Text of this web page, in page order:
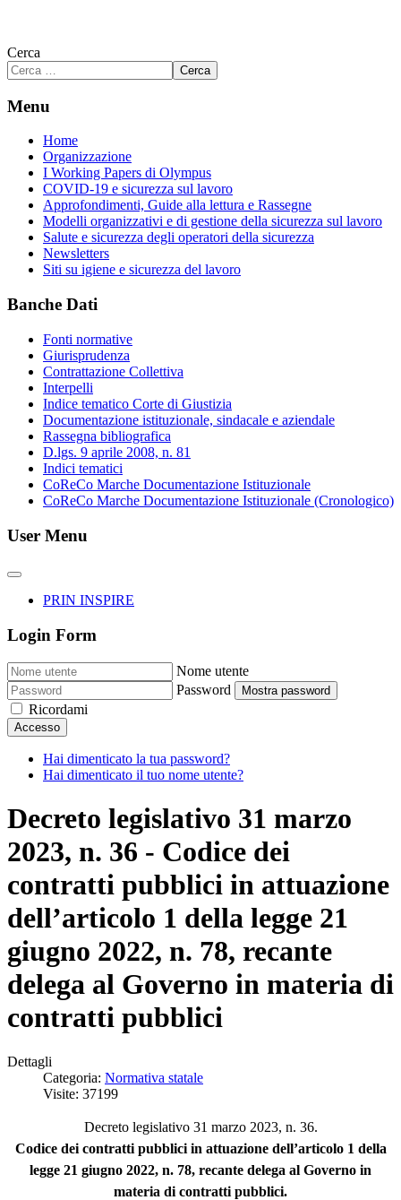
Cerca
Cerca
Menu
Home
Organizzazione
I Working Papers di Olympus
COVID-19 e sicurezza sul lavoro
Approfondimenti, Guide alla lettura e Rassegne
Modelli organizzativi e di gestione della sicurezza sul lavoro
Salute e sicurezza degli operatori della sicurezza
Newsletters
Siti su igiene e sicurezza del lavoro
Banche Dati
Fonti normative
Giurisprudenza
Contrattazione Collettiva
Interpelli
Indice tematico Corte di Giustizia
Documentazione istituzionale, sindacale e aziendale
Rassegna bibliografica
D.lgs. 9 aprile 2008, n. 81
Indici tematici
CoReCo Marche Documentazione Istituzionale
CoReCo Marche Documentazione Istituzionale (Cronologico)
User Menu
PRIN INSPIRE
Login Form
Nome utente
Password
Mostra password
Ricordami
Accesso
Hai dimenticato la tua password?
Hai dimenticato il tuo nome utente?
Decreto legislativo 31 marzo
2023, n. 36 - Codice dei
contratti pubblici in attuazione
dell’articolo 1 della legge 21
giugno 2022, n. 78, recante
delega al Governo in materia di
contratti pubblici
Dettagli
Categoria: Normativa statale
Visite: 37199
Decreto legislativo 31 marzo 2023, n. 36.
Codice dei contratti pubblici in attuazione dell’articolo 1 della
legge 21 giugno 2022, n. 78, recante delega al Governo in
materia di contratti pubblici.